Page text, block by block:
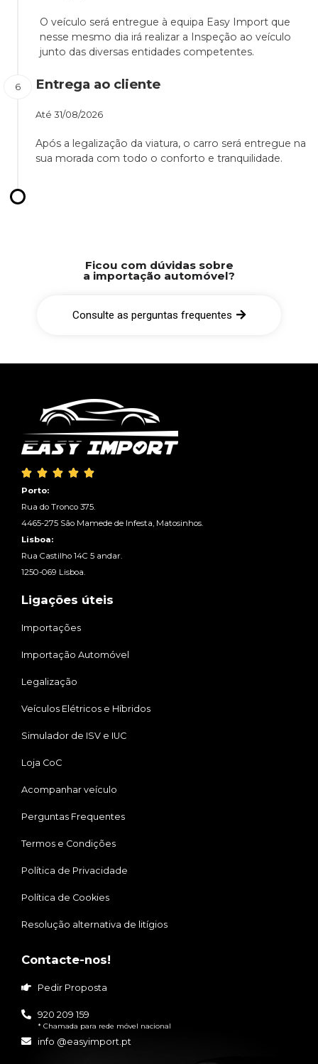
O veículo será entregue à equipa Easy Import que
nesse mesmo dia irá realizar a Inspeção ao veículo
junto das diversas entidades competentes.
Entrega ao cliente
Até 31/08/2026
Após a legalização da viatura, o carro será entregue na
sua morada com todo o conforto e tranquilidade.
Ficou com dúvidas sobre
a importação automóvel?
Consulte as perguntas frequentes
    
Porto:
Rua do Tronco 375.
4465-275 São Mamede de Infesta, Matosinhos.
Lisboa:
Rua Castilho 14C 5 andar.
1250-069 Lisboa.
Ligações úteis
Importações
Importação Automóvel
Legalização
Veículos Elétricos e Híbridos
Simulador de ISV e IUC
Loja CoC
Acompanhar veículo
Perguntas Frequentes
Termos e Condições
Política de Privacidade
Política de Cookies
Resolução alternativa de litígios
Contacte-nos!
Pedir Proposta
920 209 159
* Chamada para rede móvel nacional
info @easyimport.pt